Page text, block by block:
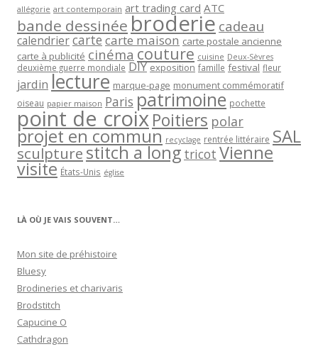
allégorie art contemporain art trading card ATC
bande dessinée broderie cadeau
calendriercartecarte maison carte postale ancienne
carte à publicité cinéma couture cuisine Deux-Sèvres
deuxième guerre mondiale DIY exposition famille festival fleur
jardin lecture marque-page monument commémoratif
oiseau papier maison Paris patrimoine pochette
point de croixPoitiers polar
projet en commun recyclage rentrée littéraire SAL
sculpturestitch a long tricot Vienne
visite États-Unis église
LÀ OÙ JE VAIS SOUVENT…
Mon site de préhistoire
Bluesy
Brodineries et charivaris
Brodstitch
Capucine O
Cathdragon